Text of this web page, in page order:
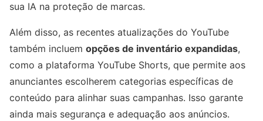
sua IA na proteção de marcas.
Além disso, as recentes atualizações do YouTube
também incluem opções de inventário expandidas,
como a plataforma YouTube Shorts, que permite aos
anunciantes escolherem categorias específicas de
conteúdo para alinhar suas campanhas. Isso garante
ainda mais segurança e adequação aos anúncios.